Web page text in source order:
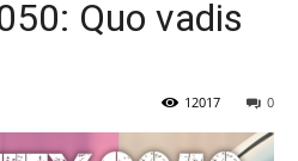
Quo vadis
0
12017